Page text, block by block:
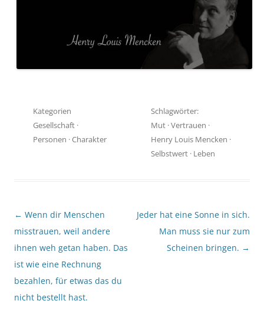
Kategorien
Gesellschaft ·
Personen ·Charakter
Schlagwörter:
Mut ·Vertrauen ·
Henry Louis Mencken ·
Selbstwert · Leben
Beitragsnavigation
← Wenn dir Menschen
misstrauen, weil andere
ihnen weh getan haben. Das
ist wie eine Rechnung
bezahlen, für etwas das du
nicht bestellt hast.
Jeder hat eine Sonne in sich.
Man muss sie nur zum
Scheinen bringen. →